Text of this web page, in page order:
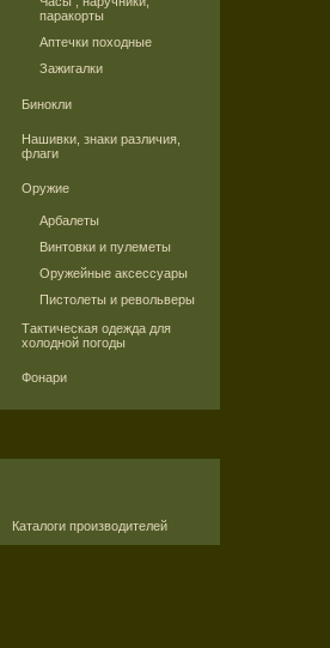
паракорты
Аптечки походные
Зажигалки
Бинокли
Нашивки, знаки различия,
флаги
Оружие
Арбалеты
Винтовки и пулеметы
Оружейные аксессуары
Пистолеты и револьверы
Тактическая одежда для
холодной погоды
Фонари
Каталоги производителей